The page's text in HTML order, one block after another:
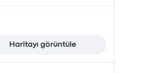
Haritayı görüntüle